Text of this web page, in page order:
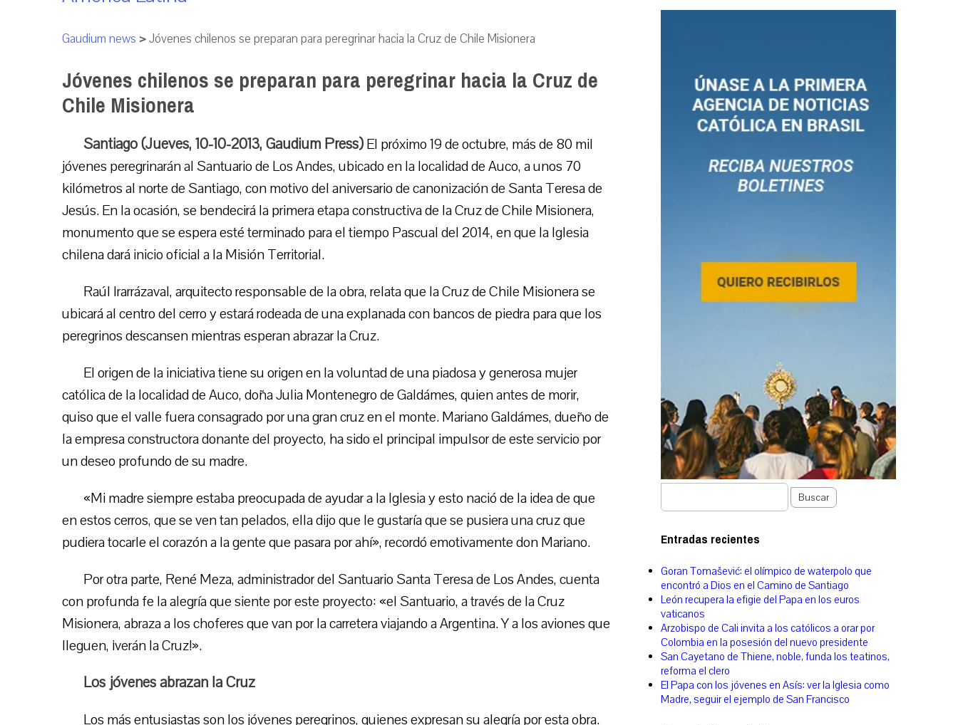
Gaudium news >Jóvenes chilenos se preparan para peregrinar hacia la Cruz de Chile Misionera
Jóvenes chilenos se preparan para peregrinar hacia la Cruz de
Chile Misionera
Santiago (Jueves, 10-10-2013, Gaudium Press)El próximo 19 de octubre, más de 80 mil
jóvenes peregrinarán al Santuario de Los Andes, ubicado en la localidad de Auco, a unos 70
kilómetros al norte de Santiago, con motivo del aniversario de canonización de Santa Teresa de
Jesús. En la ocasión, se bendecirá la primera etapa constructiva de la Cruz de Chile Misionera,
monumento que se espera esté terminado para el tiempo Pascual del 2014, en que la Iglesia
chilena dará inicio oficial a la Misión Territorial.
Raúl Irarrázaval, arquitecto responsable de la obra, relata que la Cruz de Chile Misionera se
ubicará al centro del cerro y estará rodeada de una explanada con bancos de piedra para que los
peregrinos descansen mientras esperan abrazar la Cruz.
El origen de la iniciativa tiene su origen en la voluntad de una piadosa y generosa mujer
católica de la localidad de Auco, doña Julia Montenegro de Galdámes, quien antes de morir,
quiso que el valle fuera consagrado por una gran cruz en el monte. Mariano Galdámes, dueño de
la empresa constructora donante del proyecto, ha sido el principal impulsor de este servicio por
un deseo profundo de su madre.
«Mi madre siempre estaba preocupada de ayudar a la Iglesia y esto nació de la idea de que
en estos cerros, que se ven tan pelados, ella dijo que le gustaría que se pusiera una cruz que
pudiera tocarle el corazón a la gente que pasara por ahí», recordó emotivamente don Mariano.
Por otra parte, René Meza, administrador del Santuario Santa Teresa de Los Andes, cuenta
con profunda fe la alegría que siente por este proyecto: «el Santuario, a través de la Cruz
Misionera, abraza a los choferes que van por la carretera viajando a Argentina. Y a los aviones que
lleguen, ¡verán la Cruz!».
Los jóvenes abrazan la Cruz
Los más entusiastas son los jóvenes peregrinos, quienes expresan su alegría por esta obra.
Buscar
Entradas recientes
Goran Tomašević: el olímpico de waterpolo que
encontró a Dios en el Camino de Santiago
León recupera la efigie del Papa en los euros
vaticanos
Arzobispo de Cali invita a los católicos a orar por
Colombia en la posesión del nuevo presidente
San Cayetano de Thiene, noble, funda los teatinos,
reforma el clero
El Papa con los jóvenes en Asís: ver la Iglesia como
Madre, seguir el ejemplo de San Francisco